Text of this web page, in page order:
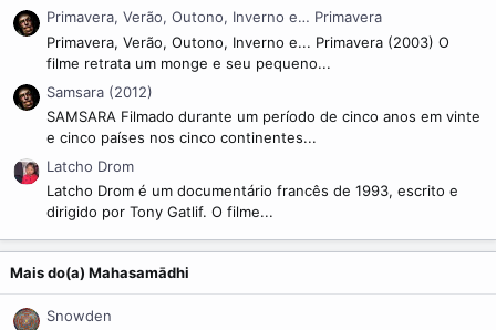
Primavera, Verão, Outono, Inverno e… Primavera
Primavera, Verão, Outono, Inverno e... Primavera (2003) O
filme retrata um monge e seu pequeno...
Samsara (2012)
SAMSARA Filmado durante um período de cinco anos em vinte
e cinco países nos cinco continentes...
Latcho Drom
Latcho Drom é um documentário francês de 1993, escrito e
dirigido por Tony Gatlif. O filme...
Mais do(a) Mahasamādhi
Snowden